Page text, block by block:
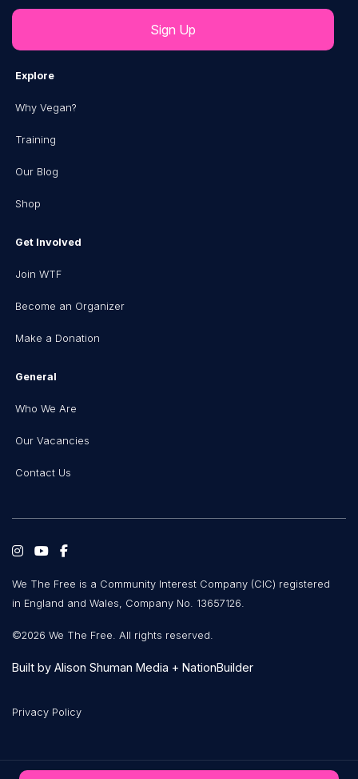
Explore
Why Vegan?
Training
Our Blog
Shop
Get Involved
Join WTF
Become an Organizer
Make a Donation
General
Who We Are
Our Vacancies
Contact Us
We The Free is a Community Interest Company (CIC) registered
in England and Wales, Company No. 13657126.
©2026 We The Free. All rights reserved.
Built by Alison Shuman Media + NationBuilder
Privacy Policy